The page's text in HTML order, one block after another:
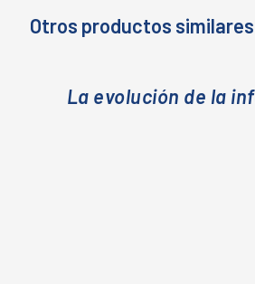
Otros productos similares
La evolución de la